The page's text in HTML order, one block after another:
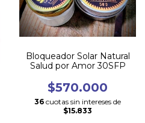
Bloqueador Solar Natural
Salud por Amor 30SFP
$570.000
36 cuotas sin intereses de
$15.833